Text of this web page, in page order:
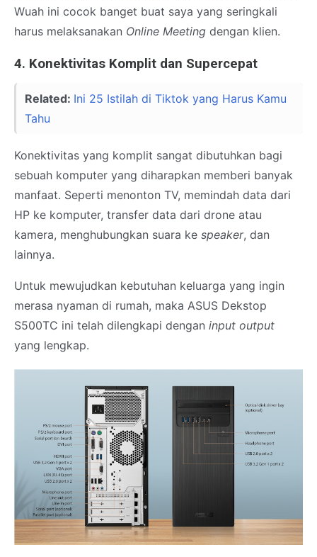
Wuah ini cocok banget buat saya yang seringkali
harus melaksanakan Online Meeting dengan klien.
4. Konektivitas Komplit dan Supercepat
Related: Ini 25 Istilah di Tiktok yang Harus Kamu
Tahu
Konektivitas yang komplit sangat dibutuhkan bagi
sebuah komputer yang diharapkan memberi banyak
manfaat. Seperti menonton TV, memindah data dari
HP ke komputer, transfer data dari drone atau
kamera, menghubungkan suara ke speaker, dan
lainnya.
Untuk mewujudkan kebutuhan keluarga yang ingin
merasa nyaman di rumah, maka ASUS Dekstop
S500TC ini telah dilengkapi dengan input output
yang lengkap.